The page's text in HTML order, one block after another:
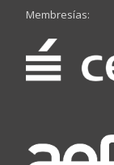
Membresías: